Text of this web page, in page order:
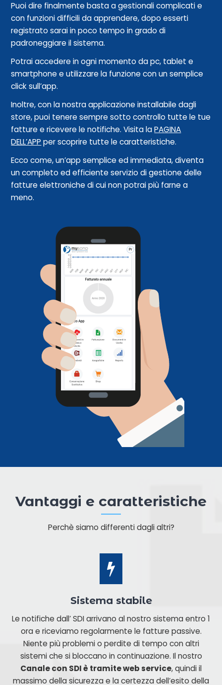
Puoi dire finalmente basta a gestionali complicati e
con funzioni difficili da apprendere, dopo esserti
registrato sarai in poco tempo in grado di
padroneggiare il sistema.
Potrai accedere in ogni momento da pc, tablet e
smartphone e utilizzare la funzione con un semplice
click sull’app.
Inoltre, con la nostra applicazione installabile dagli
store, puoi tenere sempre sotto controllo tutte le tue
fatture e ricevere le notifiche. Visita laPAGINA
DELL’APP per scoprire tutte le caratteristiche.
Ecco come, un’app semplice ed immediata, diventa
un completo ed efficiente servizio di gestione delle
fatture elettroniche di cui non potrai più farne a
meno.
Vantaggi e caratteristiche
Perchè siamo differenti dagli altri?
Sistema stabile
Le notifiche dall’ SDI arrivano al nostro sistema entro 1
ora e riceviamo regolarmente le fatture passive.
Niente più problemi o perdite di tempo con altri
sistemi che si bloccano in continuazione. Il nostro
Canale con SDI è tramite web service, quindi il
massimo della sicurezza e la certezza dell’esito della